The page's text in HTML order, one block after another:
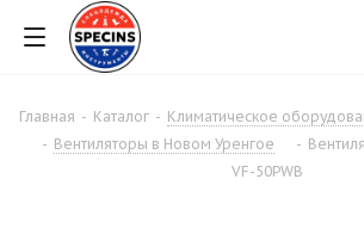
Главная - Каталог - Климатическое
- Вентиляторы в Новом Уренгое -
VF-50PWB